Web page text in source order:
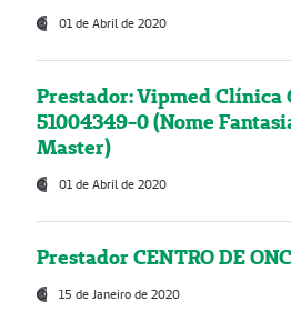
01 de Abril de 2020
Prestador: Vipmed Clínica
51004349-0 (Nome
Master)
01 de Abril de 2020
Prestador CENTRO DE
15 de Janeiro de 2020